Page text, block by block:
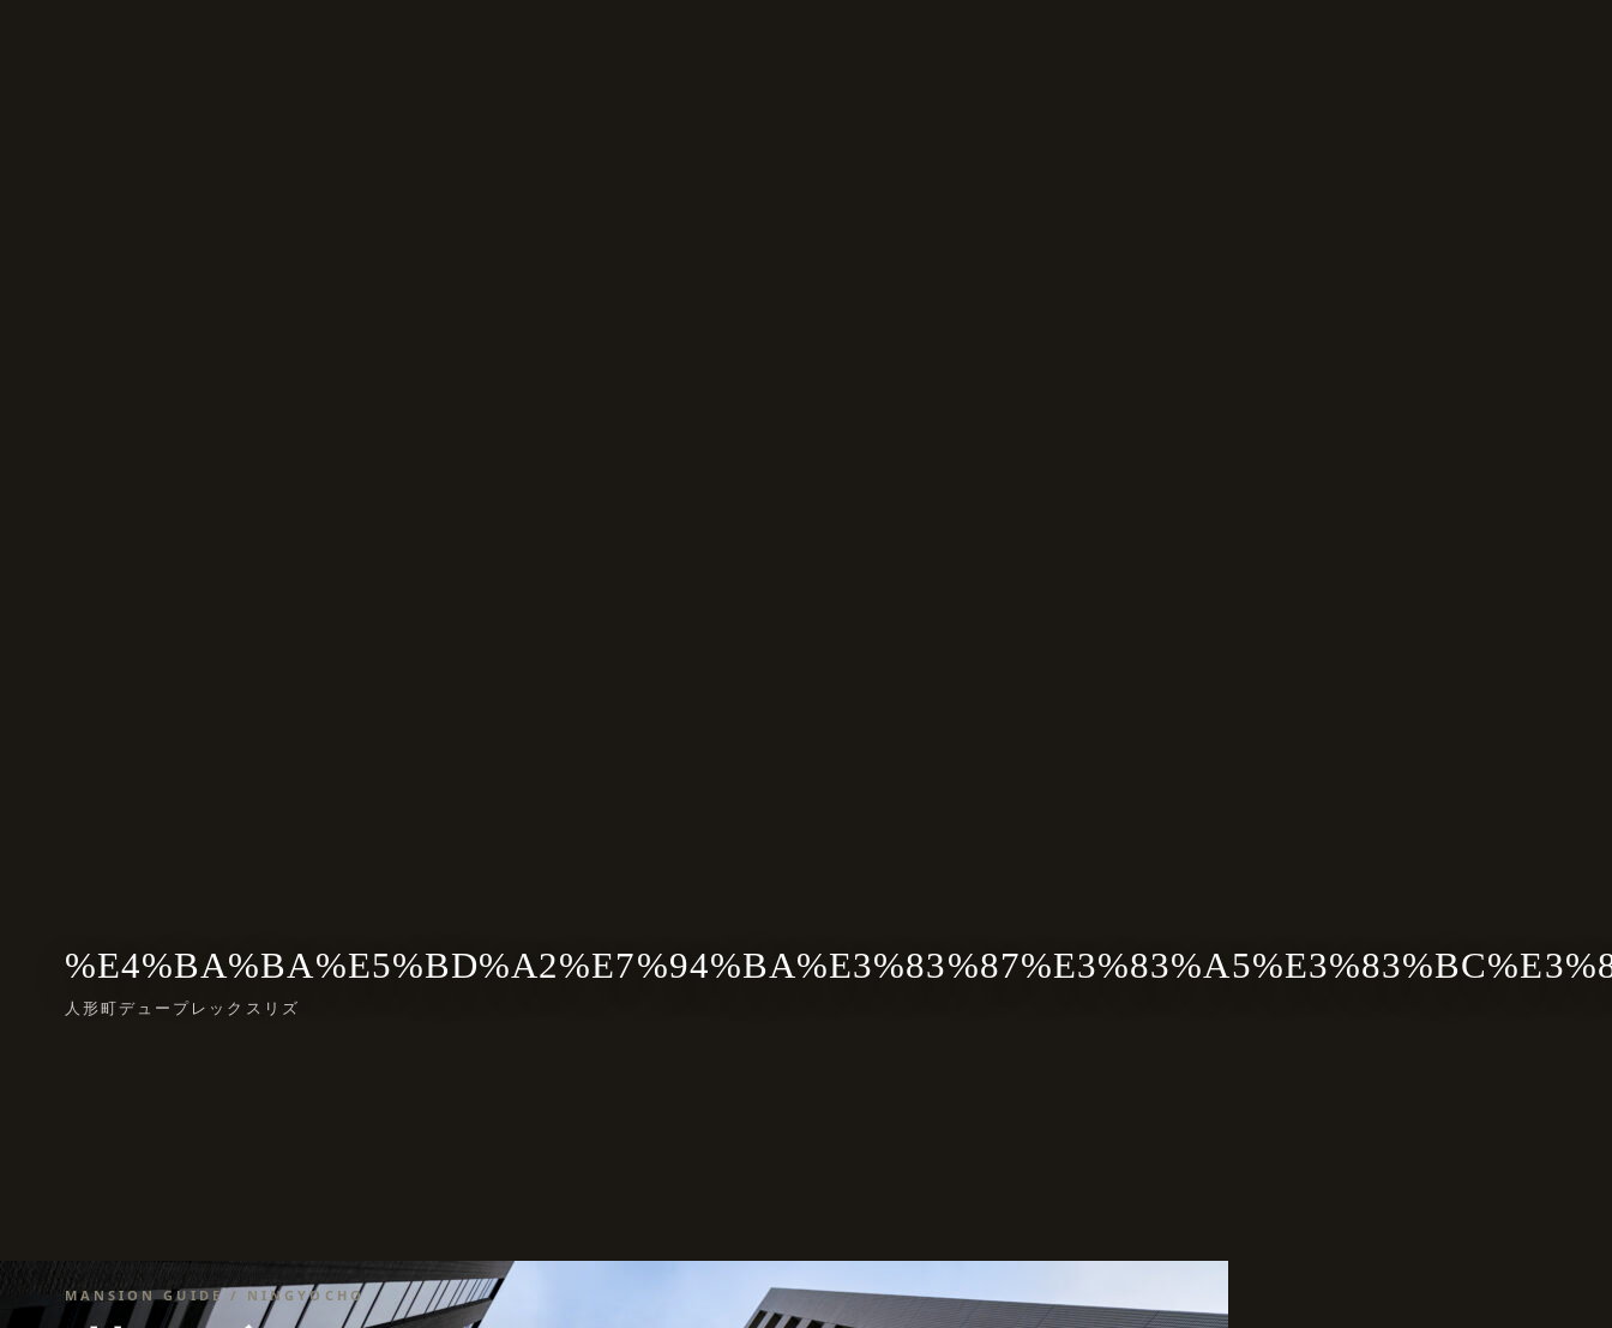
人形町デュープレックスリズ
MANSION GUIDE / NINGYOCHO